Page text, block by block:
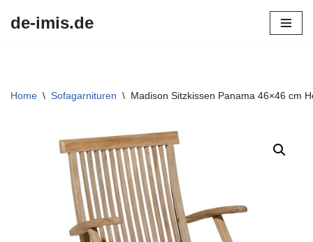
de-imis.de
Home \ Sofagarnituren \ Madison Sitzkissen Panama 46×46 cm